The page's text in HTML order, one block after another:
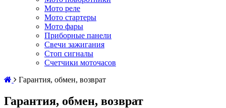
Мото реле
Мото стартеры
Мото фары
Приборные панели
Свечи зажигания
Стоп сигналы
Счетчики моточасов
Гарантия, обмен, возврат
Гарантия, обмен, возврат